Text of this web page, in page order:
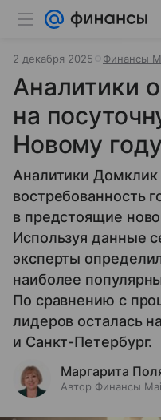
2 декабря 2025 Финансы
Аналитики
на
Новому году
Аналитики Домклик
востребованность
в предстоящие
Используя данные
эксперты
наиболее
По сравнению с
лидеров осталась
и Санкт-Петербург.
Маргарита
Автор Финансы